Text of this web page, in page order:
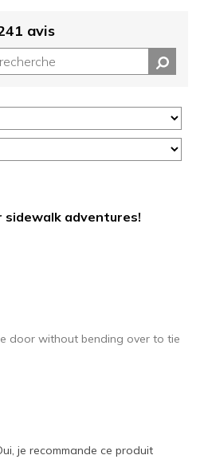
avis
sidewalk adventures!
door without bending over to tie
je recommande ce produit